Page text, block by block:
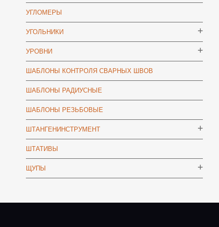
УГЛОМЕРЫ
УГОЛЬНИКИ
УРОВНИ
ШАБЛОНЫ КОНТРОЛЯ СВАРНЫХ ШВОВ
ШАБЛОНЫ РАДИУСНЫЕ
ШАБЛОНЫ РЕЗЬБОВЫЕ
ШТАНГЕНИНСТРУМЕНТ
ШТАТИВЫ
ЩУПЫ